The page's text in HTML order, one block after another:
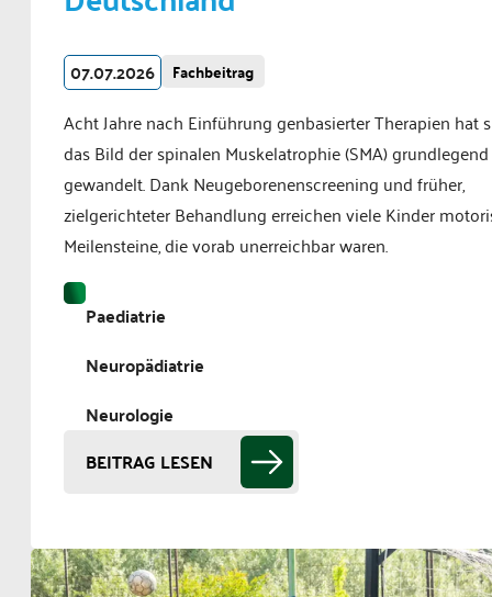
07.07.2026 Fachbeitrag
Acht Jahre nach Einführung genbasierter Therapien hat
das Bild der spinalen Muskelatrophie (SMA) grundlegend
gewandelt. Dank Neugeborenenscreening und früher,
zielgerichteter Behandlung erreichen viele Kinder
Meilensteine, die vorab unerreichbar waren.
Paediatrie
Neuropädiatrie
Neurologie
BEITRAG LESEN